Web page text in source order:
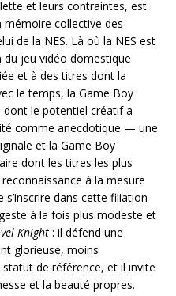
et leurs contraintes, est
mémoire collective des
de la NES. Là où la NES est
jeu vidéo domestique
et à des titres dont la
le temps, la Game Boy
le potentiel créatif a
comme anecdotique — une
et la Game Boy
dont les titres les plus
à la mesure
s’inscrire dans cette filiation-
à la fois plus modeste et
Knight : il défend une
glorieuse, moins
de référence, et il invite
et la beauté propres.